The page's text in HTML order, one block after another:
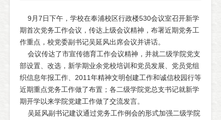
9月7日下午，学校在奉浦校区行政楼530会议室召开新学
期首次党务工作会议，传达上级会议精神，布署近期党务工
作重点，校党委副书记吴延风出席会议并讲话。
会议传达了市宣传德育工作会议精神，并就二级学院党支
部设置、改选，新学期业余党校培训和党员发展、党员党组
织信息年报工作、2011年精神文明创建工作和诚信校园行等
近期重点党务工作做了布置；各二级学院党总支书记就新学
期开学以来学院党建工作做了交流发言。
吴延风副书记建议通过党务工作例会的形式加强二级学院